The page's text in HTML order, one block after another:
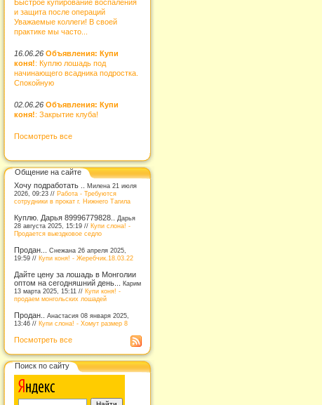
Быстрое купирование воспаления
и защита после операций
Уважаемые коллеги! В своей
практике мы часто...
16.06.26 Объявления: Купи
коня!: Куплю лошадь под
начинающего всадника подростка.
Спокойную
02.06.26 Объявления: Купи
коня!: Закрытие клуба!
Посмотреть все
Общение на сайте
Хочу подработать .. Милена 21 июля
2026, 09:23 // Работа - Требуются
сотрудники в прокат г. Нижнего Тагила
Куплю. Дарья 89996779828..
Дарья
28 августа 2025, 15:19 // Купи слона! -
Продается выездковое седло
Продан... Снежана 26 апреля 2025,
19:59 // Купи коня! - Жеребчик.18.03.22
Дайте цену за лошадь в Монголии
оптом на сегодняшний день... Карим
13 марта 2025, 15:11 // Купи коня! -
продаем монгольских лошадей
Продан.. Анастасия 08 января 2025,
13:46 // Купи слона! - Хомут размер 8
Посмотреть все
Поиск по сайту